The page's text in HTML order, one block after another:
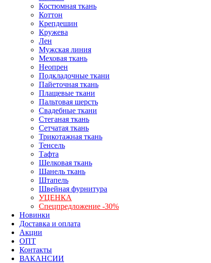
Костюмная ткань
Коттон
Крепдешин
Кружева
Лен
Мужская линия
Меховая ткань
Неопрен
Подкладочные ткани
Пайеточная ткань
Плащевые ткани
Пальтовая шерсть
Свадебные ткани
Стеганая ткань
Сетчатая ткань
Трикотажная ткань
Тенсель
Тафта
Шелковая ткань
Шанель ткань
Штапель
Швейная фурнитура
УЦЕНКА
Спецпредложение -30%
Новинки
Доставка и оплата
Акции
ОПТ
Контакты
ВАКАНСИИ